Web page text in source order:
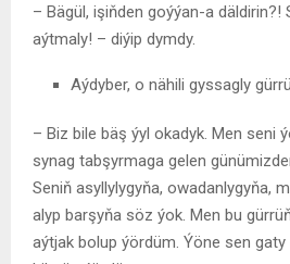
– Bägül, işiňden goýýan-a däldirin?!
aýtmaly! – diýip dymdy.
Aýdyber, o nähili gyssagly
– Biz bile bäş ýyl okadyk. Men seni
synag tabşyrmaga gelen
Seniň asyllylygyňa, owadanlygyňa,
alyp barşyňa söz ýok. Men bu
aýtjak bolup ýördüm. Ýöne sen